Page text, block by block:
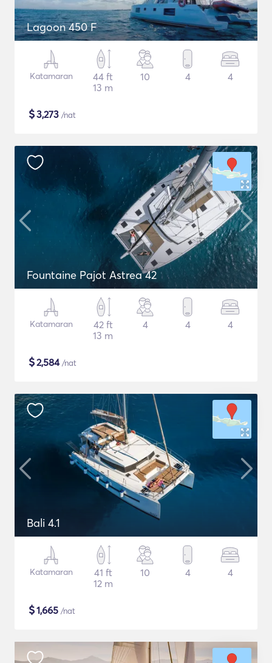
Lagoon 450 F
Katamaran
44 ft
13 m
10 4 4
$3,273 /nat
Fountaine Pajot Astrea 42
Katamaran
42 ft
13 m
4 4 4
$2,584/nat
Bali 4.1
Katamaran
41 ft
12 m
10 4 4
$1,665 /nat